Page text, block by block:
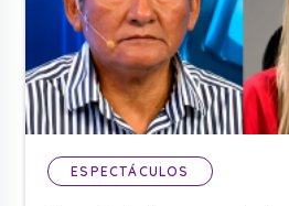
ESPECTÁCULOS